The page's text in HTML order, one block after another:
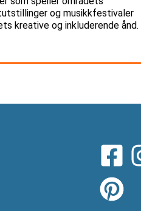
og musikkfestivaler
kreative og inkluderende ånd.